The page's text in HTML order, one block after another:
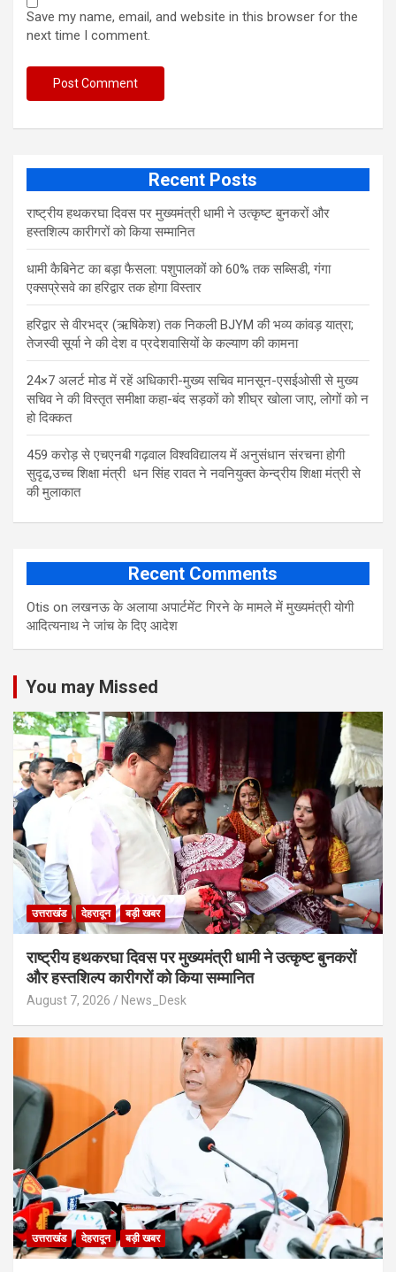
Save my name, email, and website in this browser for the
next time I comment.
Recent Posts
राष्ट्रीय हथकरघा दिवस पर मुख्यमंत्री धामी ने उत्कृष्ट बुनकरों और
हस्तशिल्प कारीगरों को किया सम्मानित
​धामी कैबिनेट का बड़ा फैसला: पशुपालकों को 60% तक सब्सिडी, गंगा
एक्सप्रेसवे का हरिद्वार तक होगा विस्तार
​हरिद्वार से वीरभद्र (ऋषिकेश) तक निकली BJYM की भव्य कांवड़ यात्रा;
तेजस्वी सूर्या ने की देश व प्रदेशवासियों के कल्याण की कामना
24×7 अलर्ट मोड में रहें अधिकारी-मुख्य सचिव मानसून-एसईओसी से मुख्य
सचिव ने की विस्तृत समीक्षा कहा-बंद सड़कों को शीघ्र खोला जाए, लोगों को न
हो दिक्कत
459 करोड़ से एचएनबी गढ़वाल विश्वविद्यालय में अनुसंधान संरचना होगी
सुदृढ,उच्च शिक्षा मंत्री धन सिंह रावत ने नवनियुक्त केन्द्रीय शिक्षा मंत्री से
की मुलाकात
Recent Comments
Otis onलखनऊ के अलाया अपार्टमेंट गिरने के मामले में मुख्‍यमंत्री योगी
आद‍ित्‍यनाथ ने जांच के द‍िए आदेश
You may Missed
उत्तराखंड देहरादून बड़ी खबर
राष्ट्रीय हथकरघा दिवस पर मुख्यमंत्री धामी ने उत्कृष्ट बुनकरों
और हस्तशिल्प कारीगरों को किया सम्मानित
August 7, 2026 News_Desk
उत्तराखंड देहरादून बड़ी खबर